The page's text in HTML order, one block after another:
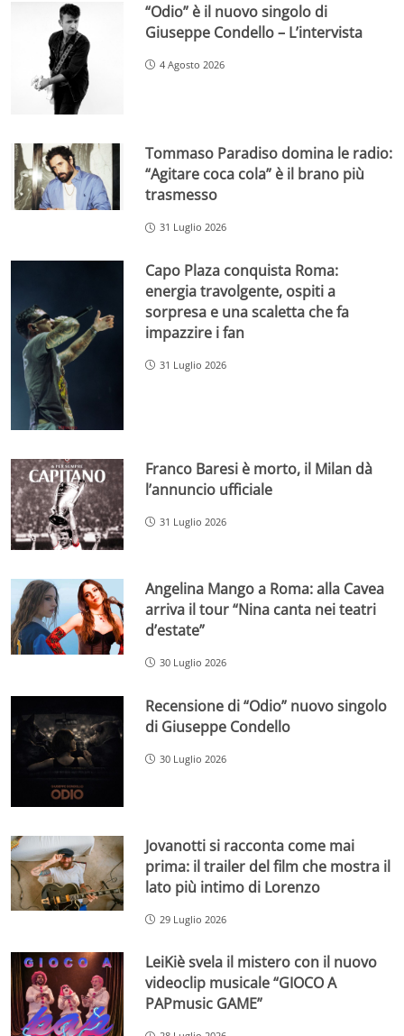
“Odio” è il nuovo singolo di
Giuseppe Condello – L’intervista
4 Agosto 2026
Tommaso Paradiso domina le radio:
“Agitare coca cola” è il brano più
trasmesso
31 Luglio 2026
Capo Plaza conquista Roma:
energia travolgente, ospiti a
sorpresa e una scaletta che fa
impazzire i fan
31 Luglio 2026
Franco Baresi è morto, il Milan dà
l’annuncio ufficiale
31 Luglio 2026
Angelina Mango a Roma: alla Cavea
arriva il tour “Nina canta nei teatri
d’estate”
30 Luglio 2026
Recensione di “Odio” nuovo singolo
di Giuseppe Condello
30 Luglio 2026
Jovanotti si racconta come mai
prima: il trailer del film che mostra il
lato più intimo di Lorenzo
29 Luglio 2026
LeiKiè svela il mistero con il nuovo
videoclip musicale “GIOCO A
PAPmusic GAME”